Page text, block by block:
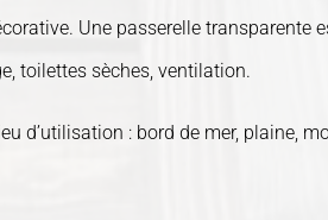
Une passerelle transparente
toilettes sèches, ventilation.
d’utilisation : bord de mer, plaine,